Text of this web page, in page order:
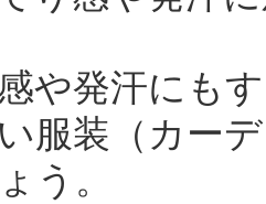
や発汗にも
服装（カー
う。